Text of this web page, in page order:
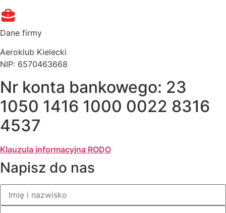
Dane firmy
Aeroklub Kielecki
NIP: 6570463668
Nr konta bankowego: 23
1050 1416 1000 0022 8316
4537
Klauzula informacyjna RODO
Napisz do nas